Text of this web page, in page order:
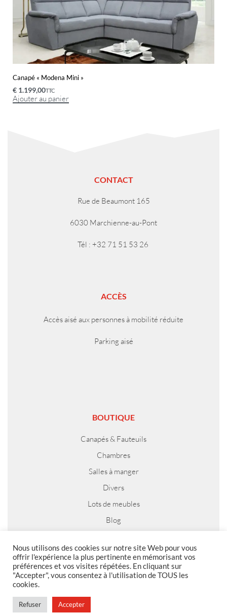
Canapé « Modena Mini »
€ 1.199,00TTC
Ajouter au panier
CONTACT
Rue de Beaumont 165
6030 Marchienne-au-Pont
Tél : +32 71 51 53 26
ACCÈS
Accès aisé aux personnes à mobilité réduite
Parking aisé
BOUTIQUE
Canapés & Fauteuils
Chambres
Salles à manger
Divers
Lots de meubles
Blog
MENTIONS LEGALES
Politique de confidentialité
Nous utilisons des cookies sur notre site Web pour vous
offrir l'expérience la plus pertinente en mémorisant vos
préférences et vos visites répétées. En cliquant sur
"Accepter", vous consentez à l'utilisation de TOUS les
cookies.
Refuser Accepter